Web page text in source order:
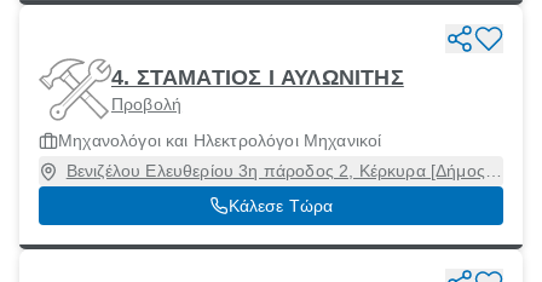
4. ΣΤΑΜΑΤΙΟΣ Ι ΑΥΛΩΝΙΤΗΣ
Προβολή
Μηχανολόγοι και Ηλεκτρολόγοι Μηχανικοί
Βενιζέλου Ελευθερίου 3η πάροδος 2, Κέρκυρα [Δήμος],
Κέρκυρα, 49100
Κάλεσε Τώρα